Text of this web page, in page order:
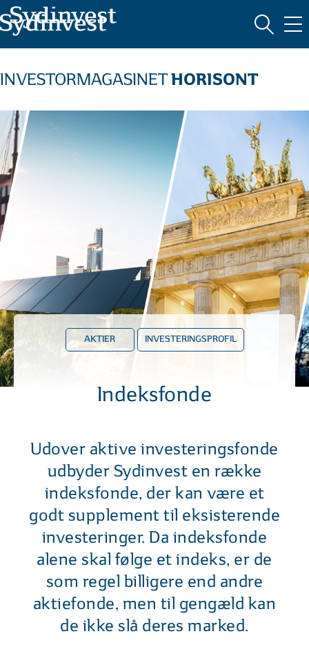
MARKEDSFØRINGSMATERIALE
INVESTORMAGASINETHORISONT
AKTIER INVESTERINGSPROFIL
Indeksfonde
Udover aktive investeringsfonde
udbyder Sydinvest en række
indeksfonde, der kan være et
godt supplement til eksisterende
investeringer. Da indeksfonde
alene skal følge et indeks, er de
som regel billigere end andre
aktiefonde, men til gengæld kan
de ikke slå deres marked.